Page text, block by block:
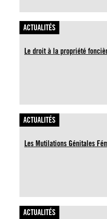
ACTUALITÉS
Le droit à la propriété
ACTUALITÉS
Les Mutilations Génitales
ACTUALITÉS